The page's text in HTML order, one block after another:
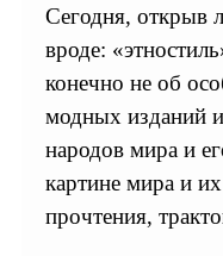
Сегодня, открыв
вроде:
конечно не об
модных изданий
народов мира и
картине мира и
прочтения,